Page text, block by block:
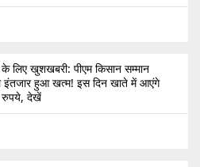
के लिए खुशखबरी: पीएम किसान सम्मान
इंतजार हुआ खत्म! इस दिन खाते में आएंगे
देखें